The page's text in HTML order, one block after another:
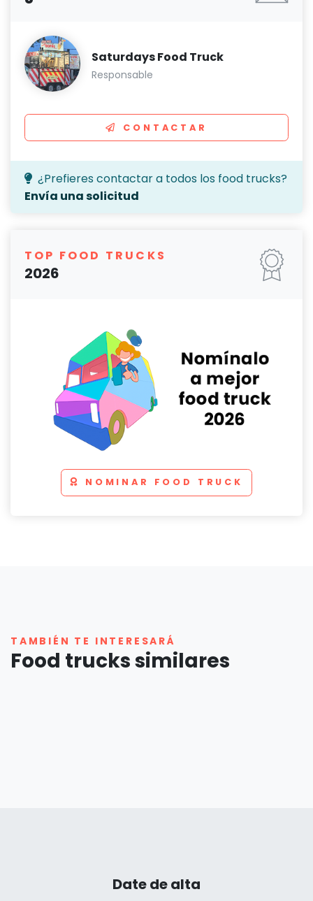
Saturdays Food Truck
Responsable
CONTACTAR
¿Prefieres contactar a todos los food trucks?
Envía una solicitud
TOP FOOD TRUCKS
2026
NOMINAR FOOD TRUCK
TAMBIÉN TE INTERESARÁ
Food trucks similares
Date de alta